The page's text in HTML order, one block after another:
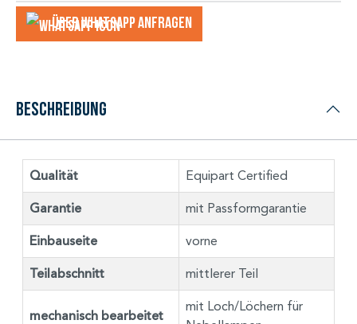
Über WhatsApp anfragеn
Beschreibung
Qualität Equipart Certified
Garantie mit Passformgarantie
Einbauseite vorne
Teilabschnitt mittlerer Teil
mechanisch bearbeitet
mit Loch/Löchern für